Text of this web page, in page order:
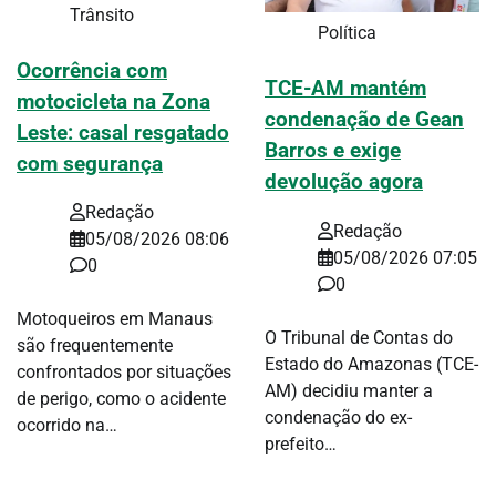
Trânsito
Ocorrência com
motocicleta na Zona
Leste: casal resgatado
com segurança
Redação
05/08/2026 08:06
0
Motoqueiros em Manaus
são frequentemente
confrontados por situações
de perigo, como o acidente
ocorrido na…
Política
TCE-AM mantém
condenação de Gean
Barros e exige
devolução agora
Redação
05/08/2026 07:05
0
O Tribunal de Contas do
Estado do Amazonas (TCE-
AM) decidiu manter a
condenação do ex-
prefeito…